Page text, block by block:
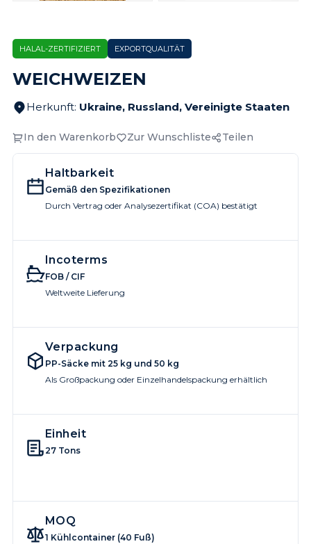
HALAL-ZERTIFIZIERT EXPORTQUALITÄT
WEICHWEIZEN
Herkunft: Ukraine, Russland, Vereinigte Staaten
In den Warenkorb Zur Wunschliste Teilen
Haltbarkeit
Gemäß den Spezifikationen
Durch Vertrag oder Analysezertifikat (COA) bestätigt
Incoterms
FOB / CIF
Weltweite Lieferung
Verpackung
PP-Säcke mit 25 kg und 50 kg
Als Großpackung oder Einzelhandelspackung erhältlich
Einheit
27 Tons
MOQ
1 Kühlcontainer (40 Fuß)